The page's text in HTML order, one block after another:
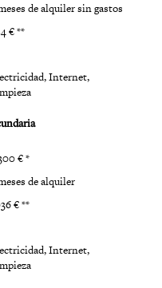
de alquiler sin gastos
€ **
Internet,
€ *
de alquiler
€ **
Internet,